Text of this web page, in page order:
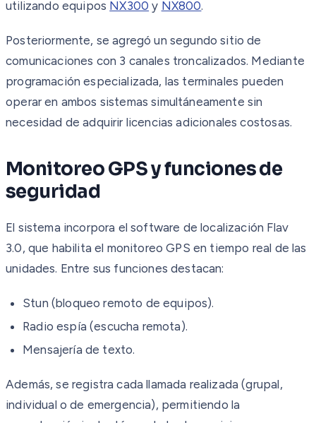
utilizando equipos NX300 y NX800.
Posteriormente, se agregó un segundo sitio de
comunicaciones con 3 canales troncalizados. Mediante
programación especializada, las terminales pueden
operar en ambos sistemas simultáneamente sin
necesidad de adquirir licencias adicionales costosas.
Monitoreo GPS y funciones de
seguridad
El sistema incorpora el software de localización Flav
3.0, que habilita el monitoreo GPS en tiempo real de las
unidades. Entre sus funciones destacan:
Stun (bloqueo remoto de equipos).
Radio espía (escucha remota).
Mensajería de texto.
Además, se registra cada llamada realizada (grupal,
individual o de emergencia), permitiendo la